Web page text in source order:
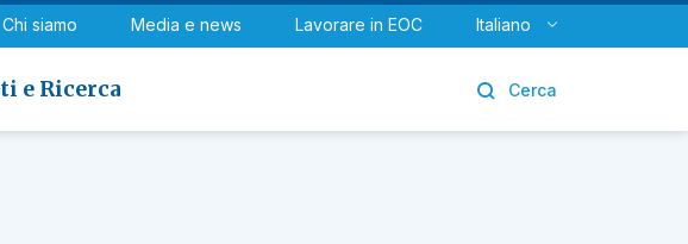
Chi siamo Media e news Lavorare in EOC Italiano
e Ricerca Cerca
e Neurochirurgia Urologia